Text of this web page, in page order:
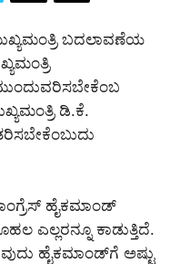
ಬದಲಾವಣೆಯ
ಡಿ.ಕೆ.
ಹೈಕಮಾಂಡ್
ಎಲ್ಲರನ್ನೂ ಕಾಡುತ್ತಿದೆ.
ಹೈಕಮಾಂಡ್‌ಗೆ ಅಷ್ಟು